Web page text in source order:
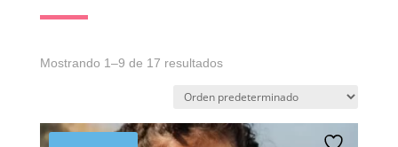
Mostrando 1–9 de 17 resultados